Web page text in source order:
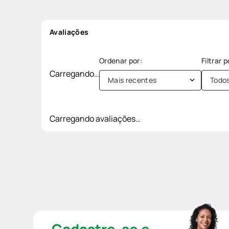
Avaliações
Carregando…
Mais recentes
Carregando avaliações…